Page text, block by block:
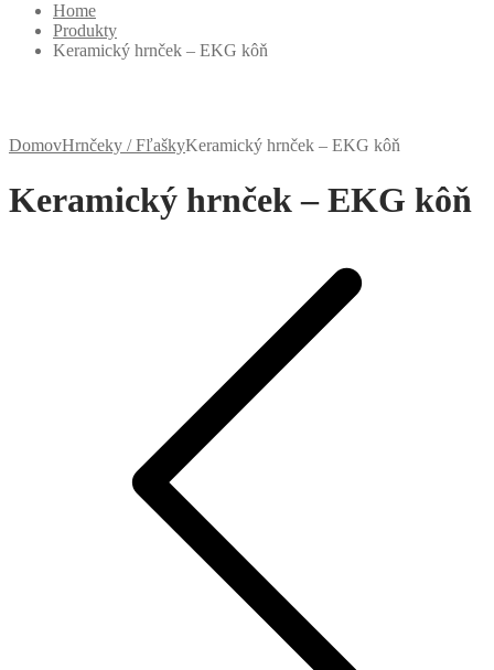
Home
Produkty
Keramický hrnček – EKG kôň
DomovHrnčeky / FľaškyKeramický hrnček – EKG kôň
Keramický hrnček – EKG kôň